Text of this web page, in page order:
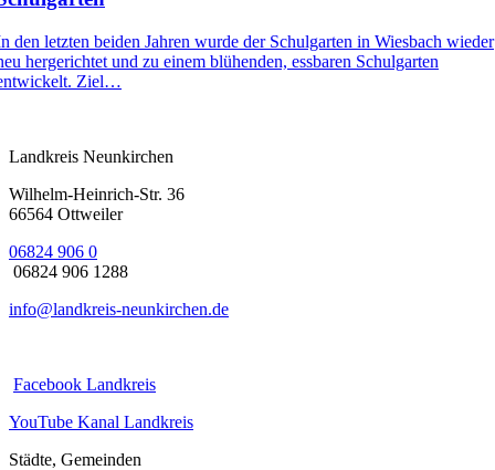
den letzten beiden Jahren wurde der Schulgarten in Wiesbach wieder
hergerichtet und zu einem blühenden, essbaren Schulgarten
Ziel…
Landkreis Neunkirchen
Wilhelm-Heinrich-Str. 36
66564 Ottweiler
06824 906 0
06824 906 1288
info@landkreis-neunkirchen.de
Facebook Landkreis
YouTube Kanal Landkreis
Städte, Gemeinden